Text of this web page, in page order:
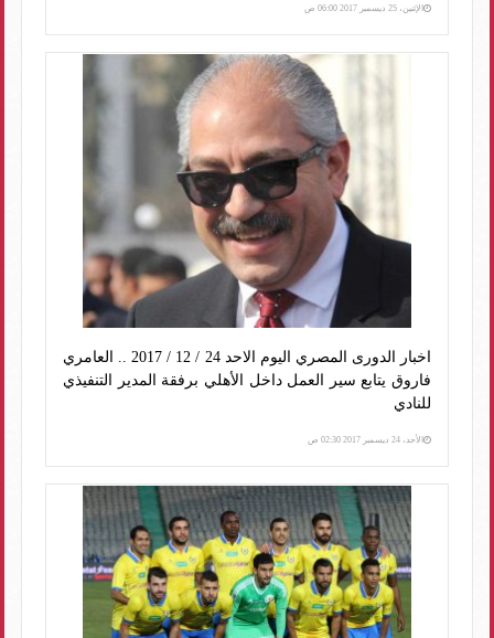
الإثنين، 25 ديسمبر 2017 06:00 ص
اخبار الدورى المصري اليوم الاحد 24 / 12 / 2017 .. العامري
فاروق يتابع سير العمل داخل الأهلي برفقة المدير التنفيذي
للنادي
الأحد، 24 ديسمبر 2017 02:30 ص